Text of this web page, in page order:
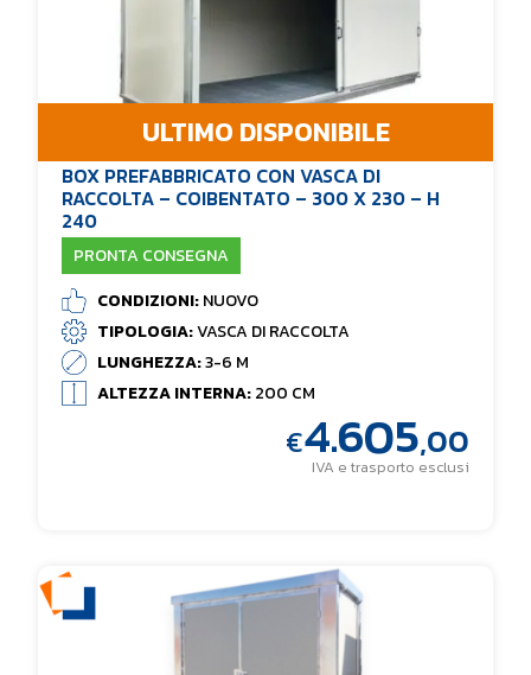
ULTIMO DISPONIBILE
BOX PREFABBRICATO CON VASCA DI
RACCOLTA – COIBENTATO – 300 X 230 – H
240
PRONTA CONSEGNA
CONDIZIONI:NUOVO
TIPOLOGIA:VASCA DI RACCOLTA
LUNGHEZZA:3-6 M
ALTEZZA INTERNA:200 CM
€4.605,00
IVA e trasporto esclusi